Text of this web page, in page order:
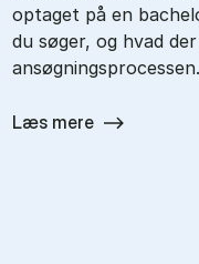
optaget på en
du søger, og hvad
ansøgningsprocessen.
Læs mere